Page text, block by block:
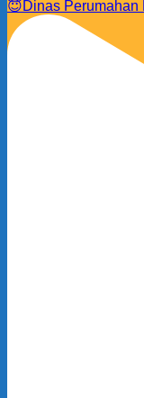
😇Dinas Perumahan